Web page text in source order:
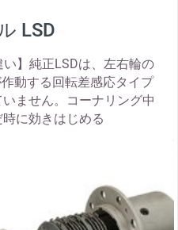
LSD
い】純正LSDは、左右輪の
動する回転差感応タイプ
ません。コーナリング中
に効きはじめる